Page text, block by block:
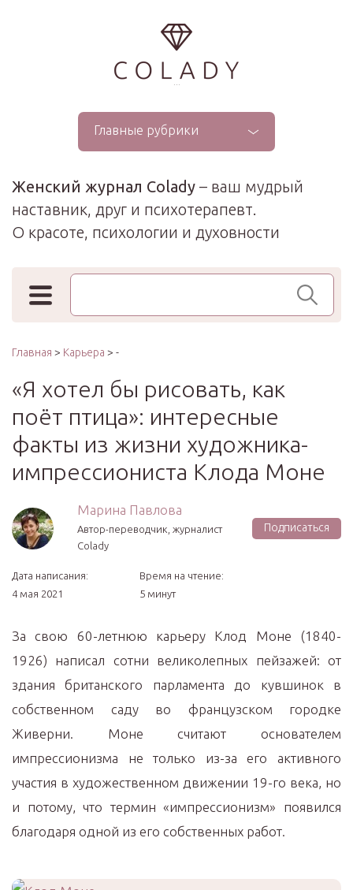
...
Главные рубрики
Женский журнал Colady – ваш мудрый
наставник, друг и психотерапевт.
О красоте, психологии и духовности
Поиск по сайту
Главная > Карьера > -
«Я хотел бы рисовать, как
поёт птица»: интересные
факты из жизни художника-
импрессиониста Клода Моне
Марина Павлова
Автор-переводчик, журналист
Colady
Подписаться
Дата написания:
4 мая 2021
Время на чтение:
5 минут
За свою 60-летнюю карьеру Клод Моне (1840-
1926) написал сотни великолепных пейзажей: от
здания британского парламента до кувшинок в
собственном саду во французском городке
Живерни. Моне считают основателем
импрессионизма не только из-за его активного
участия в художественном движении 19-го века, но
и потому, что термин «импрессионизм» появился
благодаря одной из его собственных работ.